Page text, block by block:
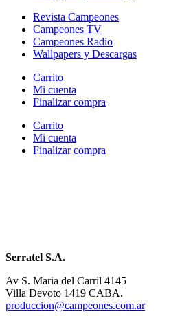
Revista Campeones
Campeones TV
Campeones Radio
Wallpapers y Descargas
Carrito
Mi cuenta
Finalizar compra
Carrito
Mi cuenta
Finalizar compra
Serratel S.A.
Av S. Maria del Carril 4145
Villa Devoto 1419 CABA.
produccion@campeones.com.ar